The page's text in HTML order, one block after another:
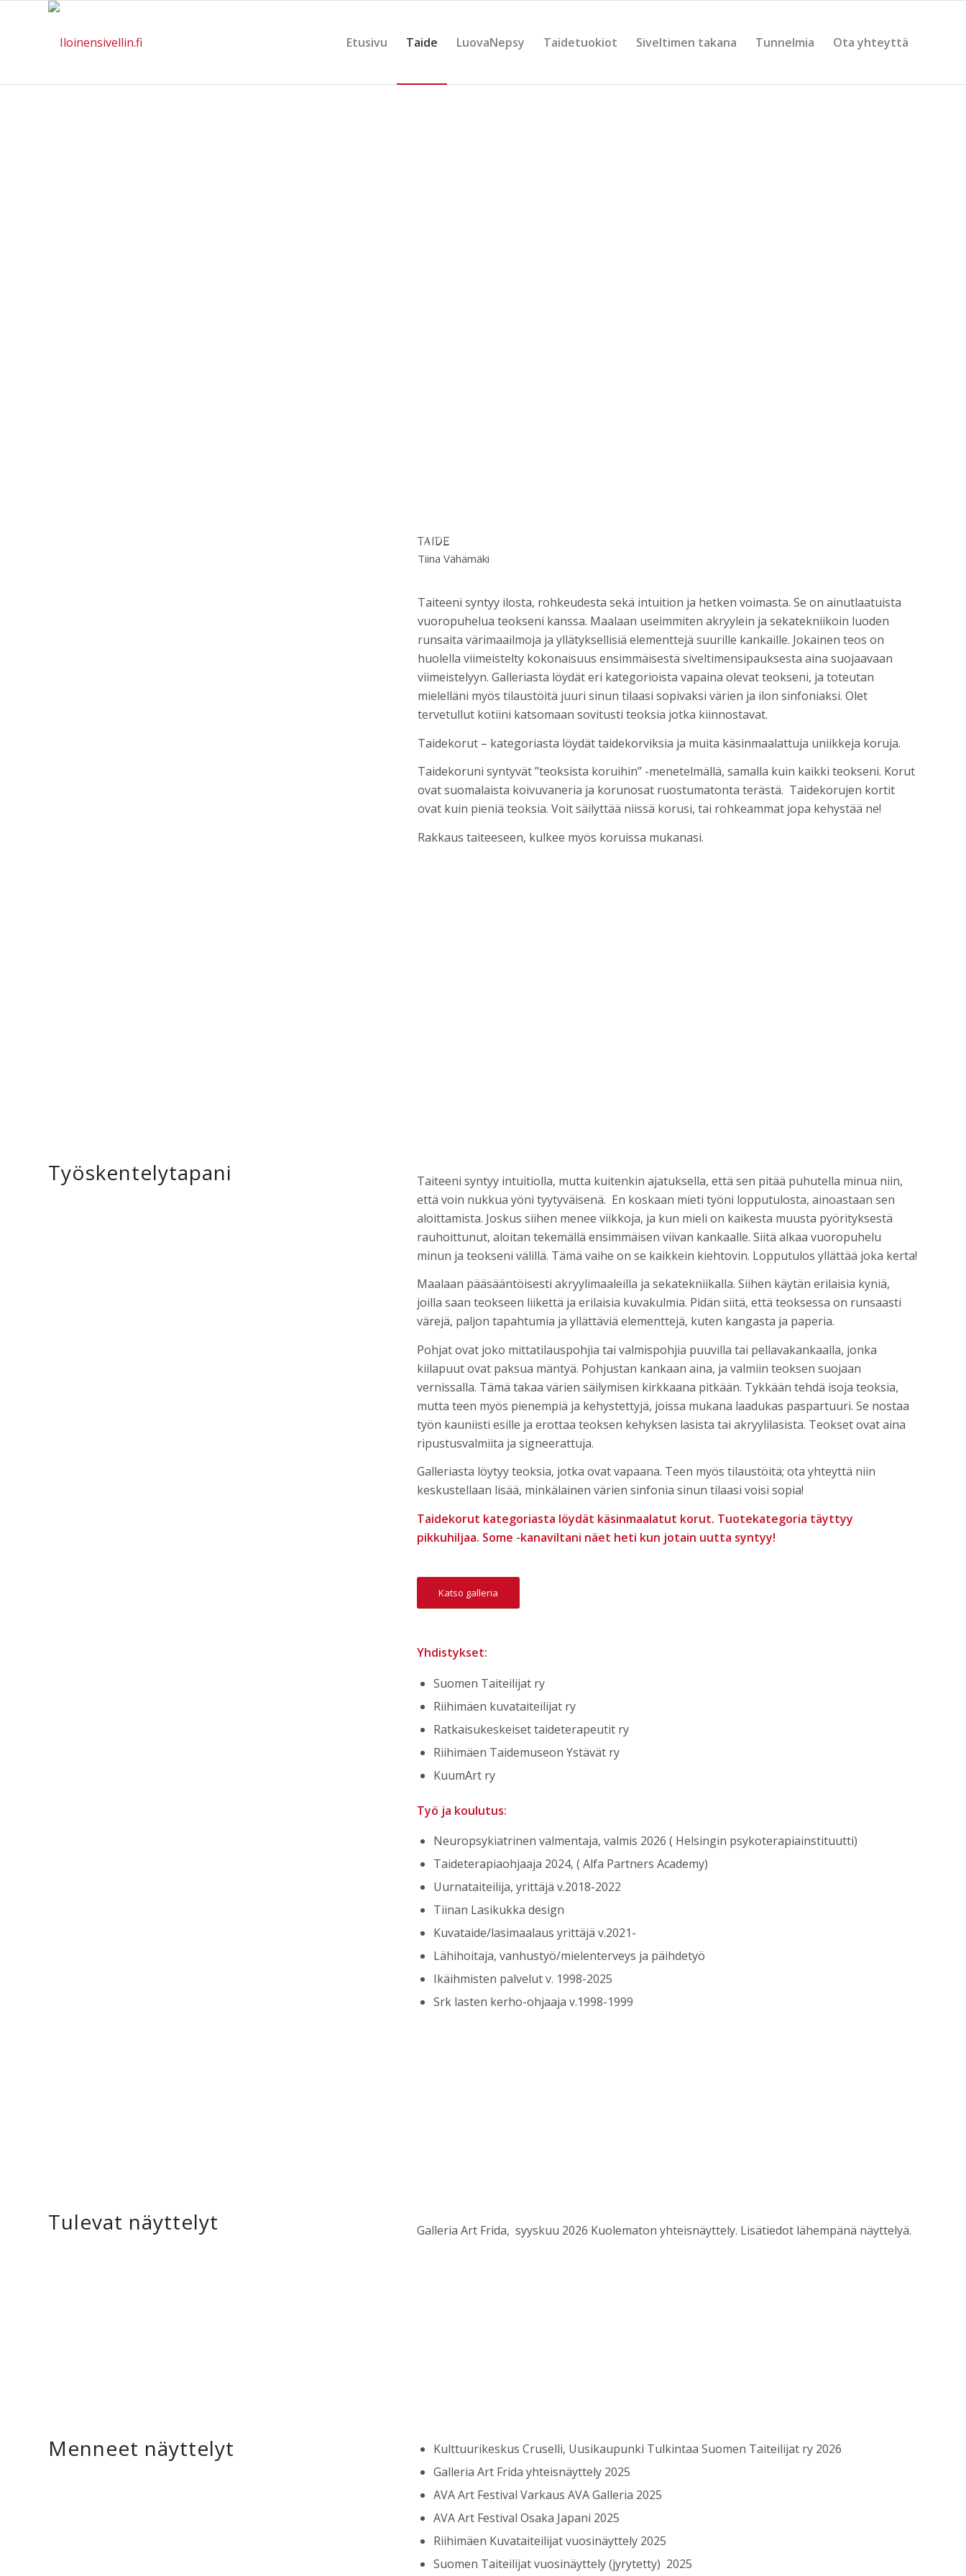
Etusivu Taide LuovaNepsy Taidetuokiot Siveltimen takana Tunnelmia Ota yhteyttä
TAIDE
Tiina Vähämäki
Taiteeni syntyy ilosta, rohkeudesta sekä intuition ja hetken voimasta. Se on ainutlaatuista
vuoropuhelua teokseni kanssa. Maalaan useimmiten akryylein ja sekatekniikoin luoden
runsaita värimaailmoja ja yllätyksellisiä elementtejä suurille kankaille. Jokainen teos on
huolella viimeistelty kokonaisuus ensimmäisestä siveltimensipauksesta aina suojaavaan
viimeistelyyn. Galleriasta löydät eri kategorioista vapaina olevat teokseni, ja toteutan
mielelläni myös tilaustöitä juuri sinun tilaasi sopivaksi värien ja ilon sinfoniaksi. Olet
tervetullut kotiini katsomaan sovitusti teoksia jotka kiinnostavat.
Taidekorut – kategoriasta löydät taidekorviksia ja muita käsinmaalattuja uniikkeja koruja.
Taidekoruni syntyvät ”teoksista koruihin” -menetelmällä, samalla kuin kaikki teokseni. Korut
ovat suomalaista koivuvaneria ja korunosat ruostumatonta terästä. Taidekorujen kortit
ovat kuin pieniä teoksia. Voit säilyttää niissä korusi, tai rohkeammat jopa kehystää ne!
Rakkaus taiteeseen, kulkee myös koruissa mukanasi.
Työskentelytapani
Taiteeni syntyy intuitiolla, mutta kuitenkin ajatuksella, että sen pitää puhutella minua niin,
että voin nukkua yöni tyytyväisenä. En koskaan mieti työni lopputulosta, ainoastaan sen
aloittamista. Joskus siihen menee viikkoja, ja kun mieli on kaikesta muusta pyörityksestä
rauhoittunut, aloitan tekemällä ensimmäisen viivan kankaalle. Siitä alkaa vuoropuhelu
minun ja teokseni välillä. Tämä vaihe on se kaikkein kiehtovin. Lopputulos yllättää joka kerta!
Maalaan pääsääntöisesti akryylimaaleilla ja sekatekniikalla. Siihen käytän erilaisia kyniä,
joilla saan teokseen liikettä ja erilaisia kuvakulmia. Pidän siitä, että teoksessa on runsaasti
värejä, paljon tapahtumia ja yllättäviä elementtejä, kuten kangasta ja paperia.
Pohjat ovat joko mittatilauspohjia tai valmispohjia puuvilla tai pellavakankaalla, jonka
kiilapuut ovat paksua mäntyä. Pohjustan kankaan aina, ja valmiin teoksen suojaan
vernissalla. Tämä takaa värien säilymisen kirkkaana pitkään. Tykkään tehdä isoja teoksia,
mutta teen myös pienempiä ja kehystettyjä, joissa mukana laadukas paspartuuri. Se nostaa
työn kauniisti esille ja erottaa teoksen kehyksen lasista tai akryylilasista. Teokset ovat aina
ripustusvalmiita ja signeerattuja.
Galleriasta löytyy teoksia, jotka ovat vapaana. Teen myös tilaustöitä; ota yhteyttä niin
keskustellaan lisää, minkälainen värien sinfonia sinun tilaasi voisi sopia!
Taidekorut kategoriasta löydät käsinmaalatut korut. Tuotekategoria täyttyy
pikkuhiljaa. Some -kanaviltani näet heti kun jotain uutta syntyy!
Katso galleria
Yhdistykset:
Suomen Taiteilijat ry
Riihimäen kuvataiteilijat ry
Ratkaisukeskeiset taideterapeutit ry
Riihimäen Taidemuseon Ystävät ry
KuumArt ry
Työ ja koulutus:
Neuropsykiatrinen valmentaja, valmis 2026 ( Helsingin psykoterapiainstituutti)
Taideterapiaohjaaja 2024, ( Alfa Partners Academy)
Uurnataiteilija, yrittäjä v.2018-2022
Tiinan Lasikukka design
Kuvataide/lasimaalaus yrittäjä v.2021-
Lähihoitaja, vanhustyö/mielenterveys ja päihdetyö
Ikäihmisten palvelut v. 1998-2025
Srk lasten kerho-ohjaaja v.1998-1999
Tulevat näyttelyt Galleria Art Frida, syyskuu 2026 Kuolematon yhteisnäyttely. Lisätiedot lähempänä näyttelyä.
Menneet näyttelyt
Kulttuurikeskus Cruselli, Uusikaupunki Tulkintaa Suomen Taiteilijat ry 2026
Galleria Art Frida yhteisnäyttely 2025
AVA Art Festival Varkaus AVA Galleria 2025
AVA Art Festival Osaka Japani 2025
Riihimäen Kuvataiteilijat vuosinäyttely 2025
Suomen Taiteilijat vuosinäyttely (jyrytetty) 2025